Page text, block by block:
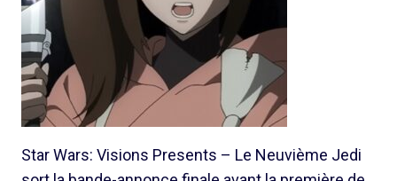
Star Wars: Visions Presents – Le Neuvième Jedi